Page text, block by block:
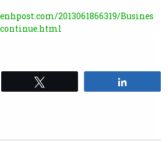
2013061866319/Busines